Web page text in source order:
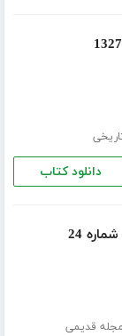
دانلود کتاب
مجله قدیمی